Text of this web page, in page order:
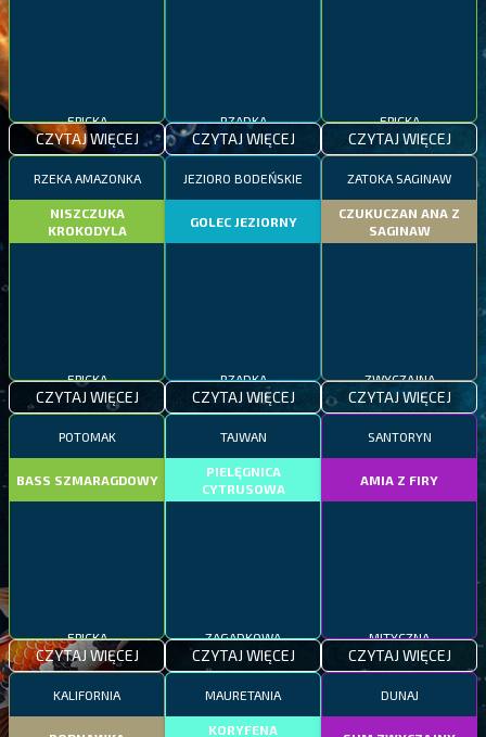
EPICKA
CZYTAJ WIĘCEJ
RZADKA
CZYTAJ WIĘCEJ
EPICKA
CZYTAJ WIĘCEJ
RZEKA AMAZONKA
NISZCZUKA
KROKODYLA
EPICKA
CZYTAJ WIĘCEJ
JEZIORO BODEŃSKIE
GOLEC JEZIORNY
RZADKA
CZYTAJ WIĘCEJ
ZATOKA SAGINAW
CZUKUCZAN ANA Z
SAGINAW
ZWYCZAJNA
CZYTAJ WIĘCEJ
POTOMAK
BASS SZMARAGDOWY
EPICKA
CZYTAJ WIĘCEJ
TAJWAN
PIELĘGNICA
CYTRUSOWA
ZAGADKOWA
CZYTAJ WIĘCEJ
SANTORYN
AMIA Z FIRY
MITYCZNA
CZYTAJ WIĘCEJ
KALIFORNIA MAURETANIA
KORYFENA
DUNAJ